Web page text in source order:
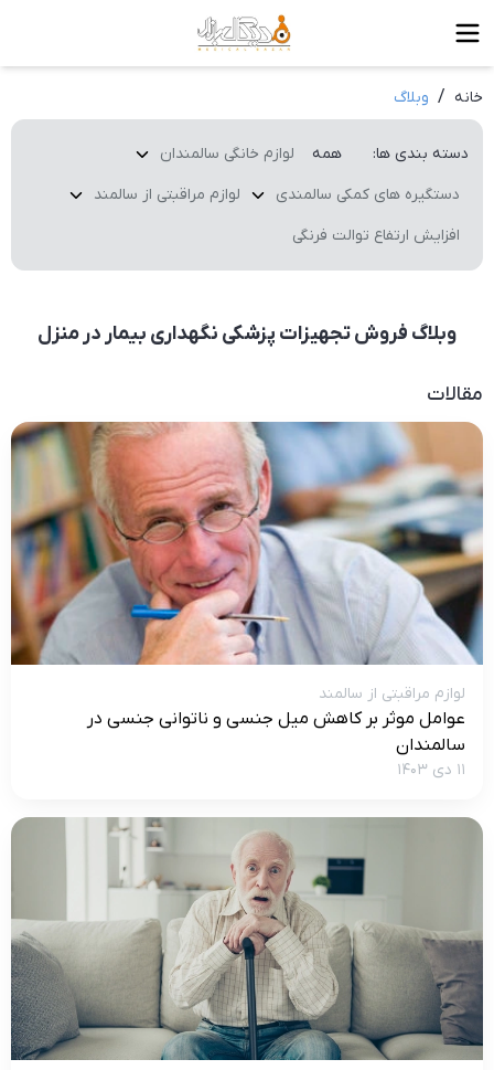
خانه / وبلاگ
دسته بندی ها: همه
لوازم خانگی سالمندان
دستگیره های کمکی سالمندی
لوازم مراقبتی از سالمند
افزایش ارتفاع توالت فرنگی
وبلاگ فروش تجهیزات پزشکی نگهداری بیمار در منزل
مقالات
لوازم مراقبتی از سالمند
عوامل موثر بر کاهش میل جنسی و ناتوانی جنسی در
سالمندان
۱۱ دی ۱۴۰۳